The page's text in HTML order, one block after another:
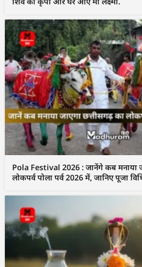
Pola Festival 2026 : जानेंगे कब मनाया
लोकपर्व पोला पर्व 2026 में, जानिए पूजा